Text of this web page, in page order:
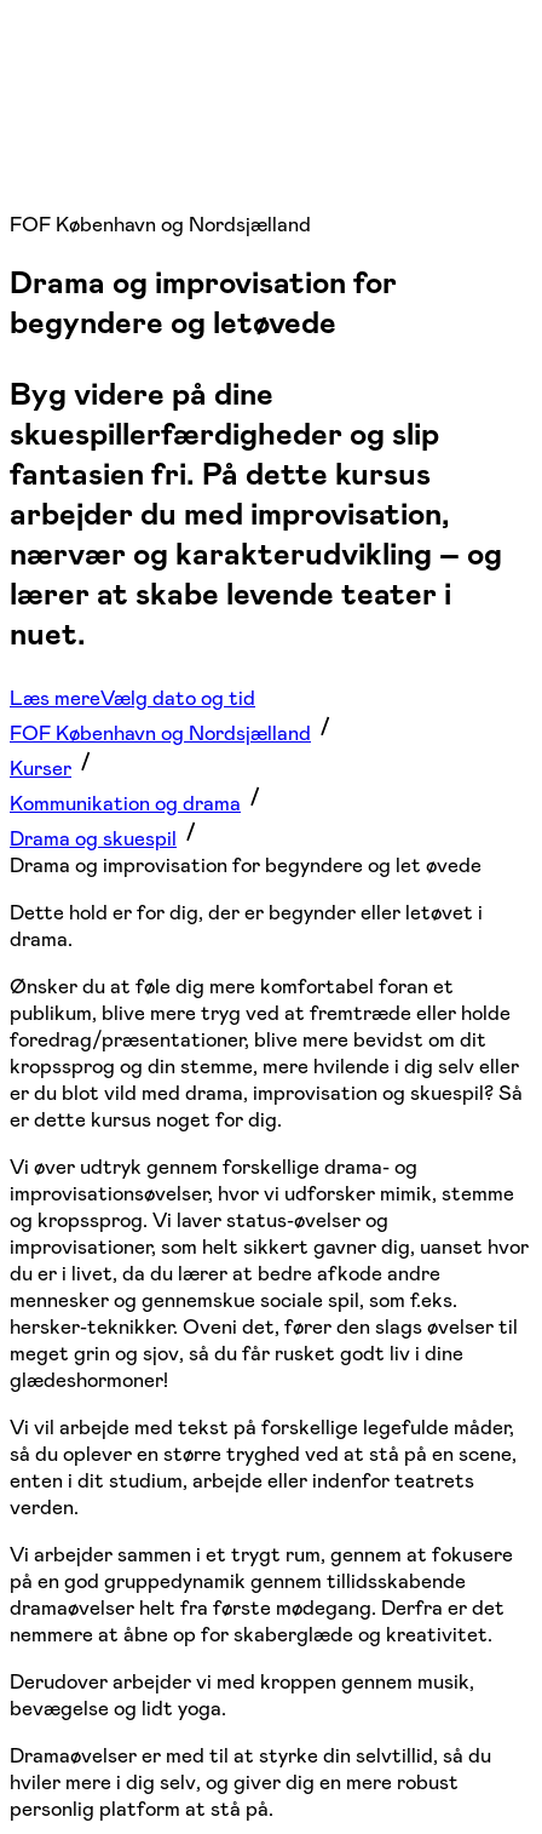
FOF København og Nordsjælland
Drama og improvisation for
begyndere og letøvede
Byg videre på dine
skuespillerfærdigheder og slip
fantasien fri. På dette kursus
arbejder du med improvisation,
nærvær og karakterudvikling – og
lærer at skabe levende teater i
nuet.
Læs mereVælg dato og tid
FOF København og Nordsjælland
Kurser
Kommunikation og drama
Drama og skuespil
Drama og improvisation for begyndere og let øvede
Dette hold er for dig, der er begynder eller letøvet i
drama.
Ønsker du at føle dig mere komfortabel foran et
publikum, blive mere tryg ved at fremtræde eller holde
foredrag/præsentationer, blive mere bevidst om dit
kropssprog og din stemme, mere hvilende i dig selv eller
er du blot vild med drama, improvisation og skuespil? Så
er dette kursus noget for dig.
Vi øver udtryk gennem forskellige drama- og
improvisationsøvelser, hvor vi udforsker mimik, stemme
og kropssprog. Vi laver status-øvelser og
improvisationer, som helt sikkert gavner dig, uanset hvor
du er i livet, da du lærer at bedre afkode andre
mennesker og gennemskue sociale spil, som f.eks.
hersker-teknikker. Oveni det, fører den slags øvelser til
meget grin og sjov, så du får rusket godt liv i dine
glædeshormoner!
Vi vil arbejde med tekst på forskellige legefulde måder,
så du oplever en større tryghed ved at stå på en scene,
enten i dit studium, arbejde eller indenfor teatrets
verden.
Vi arbejder sammen i et trygt rum, gennem at fokusere
på en god gruppedynamik gennem tillidsskabende
dramaøvelser helt fra første mødegang. Derfra er det
nemmere at åbne op for skaberglæde og kreativitet.
Derudover arbejder vi med kroppen gennem musik,
bevægelse og lidt yoga.
Dramaøvelser er med til at styrke din selvtillid, så du
hviler mere i dig selv, og giver dig en mere robust
personlig platform at stå på.